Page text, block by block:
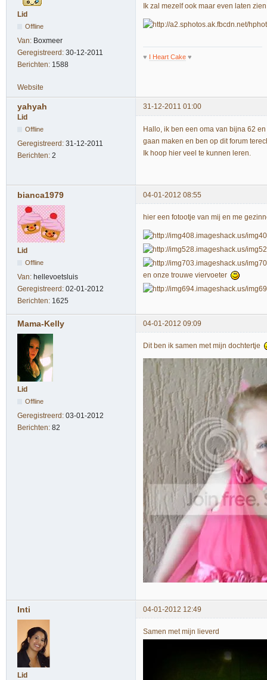
Lid
Offline
Van: Boxmeer
Geregistreerd: 30-12-2011
Berichten: 1588
Ik zal mezelf ook maar even laten
♥ I Heart Cake ♥
Website
yahyah
31-12-2011 01:00
Lid
Offline
Geregistreerd: 31-12-2011
Berichten: 2
Hallo, ik ben een oma van bijna 62
gaan maken en ben op dit forum
Ik hoop hier veel te kunnen leren.
bianca1979 04-01-2012 08:55
Lid
Offline
Van: hellevoetsluis
Geregistreerd: 02-01-2012
Berichten: 1625
hier een fotootje van mij en me
en onze trouwe viervoeter
Mama-Kelly 04-01-2012 09:09
Lid
Offline
Geregistreerd: 03-01-2012
Berichten: 82
Dit ben ik samen met mijn dochtertje
Inti 04-01-2012 12:49
Lid
Samen met mijn lieverd